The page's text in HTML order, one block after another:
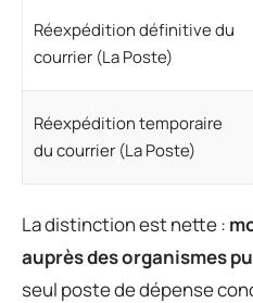
Réexpédition définitive du
courrier (La Poste)
Réexpédition temporaire
du courrier (La Poste)
La distinction est nette :
auprès des organismes
seul poste de dépense